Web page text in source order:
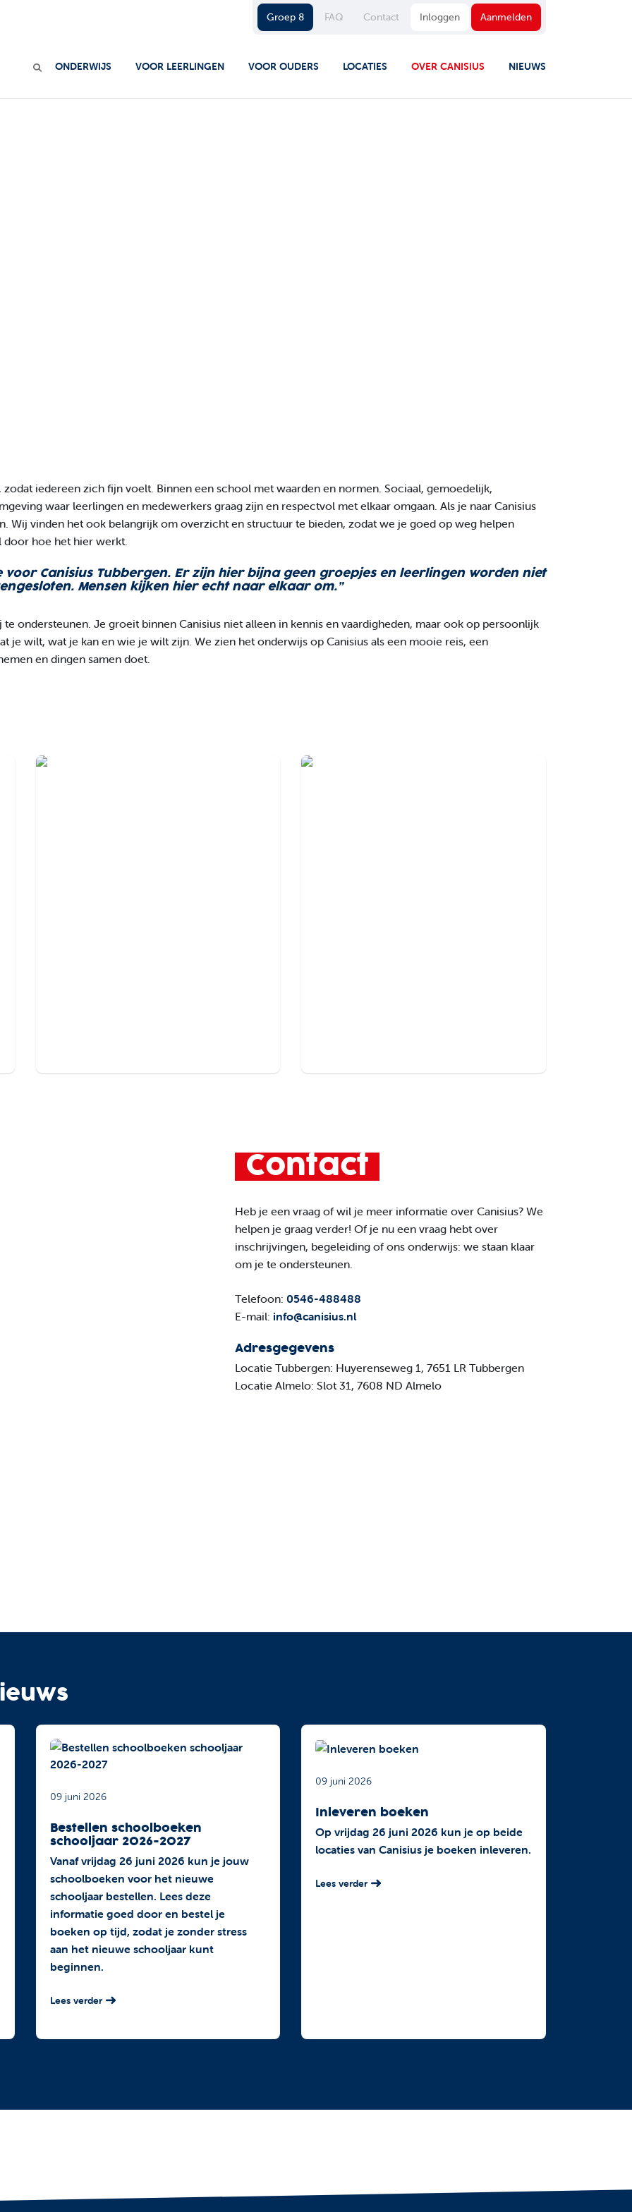
Groep 8 FAQ Contact Inloggen Aanmelden
ONDERWIJS VOOR LEERLINGEN VOOR OUDERS LOCATIES OVER CANISIUS NIEUWS
iedereen zich fijn voelt. Binnen een school met waarden en normen. Sociaal, gemoedelijk,
waar leerlingen en medewerkers graag zijn en respectvol met elkaar omgaan. Als je naar Canisius
Wij vinden het ook belangrijk om overzicht en structuur te bieden, zodat we je goed op weg helpen
door hoe het hier werkt.
voor Canisius Tubbergen. Er zijn hier bijna geen groepjes en leerlingen worden niet
Mensen kijken hier echt naar elkaar om.”
ondersteunen. Je groeit binnen Canisius niet alleen in kennis en vaardigheden, maar ook op persoonlijk
je wilt, wat je kan en wie je wilt zijn. We zien het onderwijs op Canisius als een mooie reis, een
en dingen samen doet.
Contact
Heb je een vraag of wil je meer informatie over Canisius? We
helpen je graag verder! Of je nu een vraag hebt over
inschrijvingen, begeleiding of ons onderwijs: we staan klaar
om je te ondersteunen.
Telefoon:0546-488488
E-mail: info@canisius.nl
Adresgegevens
Locatie Tubbergen: Huyerenseweg 1, 7651 LR Tubbergen
Locatie Almelo: Slot 31, 7608 ND Almelo
09 juni 2026
Bestellen schoolboeken
schooljaar 2026-2027
Vanaf vrijdag 26 juni 2026 kun je jouw
schoolboeken voor het nieuwe
schooljaar bestellen. Lees deze
informatie goed door en bestel je
boeken op tijd, zodat je zonder stress
aan het nieuwe schooljaar kunt
beginnen.
Lees verder
09 juni 2026
Inleveren boeken
Op vrijdag 26 juni 2026 kun je op beide
locaties van Canisius je boeken inleveren.
Lees verder